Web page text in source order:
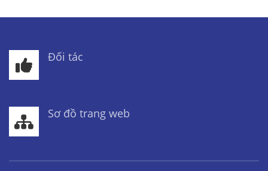
Đối tác
Sơ đồ trang web